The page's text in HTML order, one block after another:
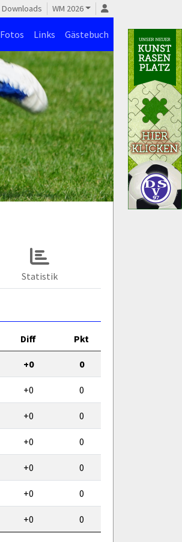
Downloads WM 2026
Fotos Links Gästebuch
Statistik
Diff Pkt
+0 0
+0 0
+0 0
+0 0
+0 0
+0 0
+0 0